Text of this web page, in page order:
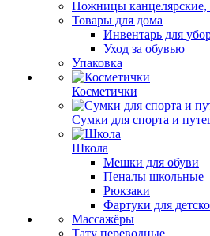
Ножницы канцелярские,
Товары для дома
Инвентарь для
Уход за обувью
Упаковка
Косметички
Сумки для спорта и
Школа
Мешки для обуви
Пеналы школьные
Рюкзаки
Фартуки для
Массажёры
Тату переводные